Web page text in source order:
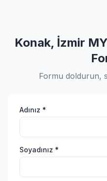
Konak, İzmir
Formu doldurun,
Adınız *
Soyadınız *